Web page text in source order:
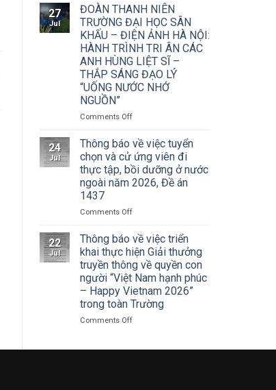
của
Tạp
chí
Mỹ
thuật
về
Cuộc
thi
và
Giải
thưởng
Tô
Ngọc
Vân
thứ
năm
2026,
chủ
đề
“Sắc
màu
Kỷ
nguyên
Đại
học
Sân
khấu
–
Điện
ảnh
Hà
nghị
toàn
quốc
quán
nghị
lần
thứ
ba
Ban
Chấp
hành
Trung
27
Jul
ĐOÀN THANH NIÊN
TRƯỜNG ĐẠI HỌC SÂN
KHẤU – ĐIỆN ẢNH HÀ NỘI:
HÀNH TRÌNH TRI ÂN CÁC
ANH HÙNG LIỆT SĨ –
THẮP SÁNG ĐẠO LÝ
“UỐNG NƯỚC NHỚ
NGUỒN”
Comments Offon
THANH
NIÊN
TRƯỜNG
ĐẠI
HỌC
KHẤU
ĐIỆN
ẢNH
HÀ
NỘI:
HÀNH
TRÌNH
TRI
HÙNG
24
Jul
Thông báo về việc tuyển
chọn và cử ứng viên đi
thực tập, bồi dưỡng ở nước
ngoài năm 2026, Đề án
1437
Comments Offon
báo
về
việc
tuyển
chọn
và
cử
ứng
thực
22
Jul
Thông báo về việc triển
khai thực hiện Giải thưởng
truyền thông về quyền con
người “Việt Nam hạnh phúc
– Happy Vietnam 2026”
trong toàn Trường
Comments Offon